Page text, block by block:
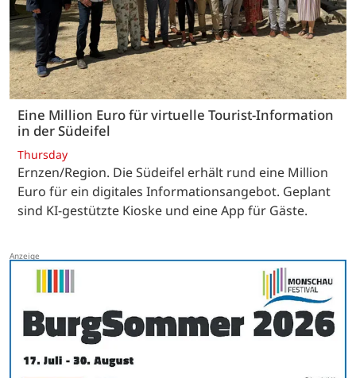
Eine Million Euro für virtuelle Tourist-Information
in der Südeifel
Thursday
Ernzen/Region. Die Südeifel erhält rund eine Million
Euro für ein digitales Informationsangebot. Geplant
sind KI-gestützte Kioske und eine App für Gäste.